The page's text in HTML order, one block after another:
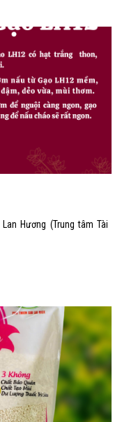
Hương (Trung tâm Tài